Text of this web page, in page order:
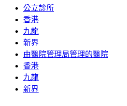
公立診所
香港
九龍
新界
由醫院管理局管理的醫院
香港
九龍
新界